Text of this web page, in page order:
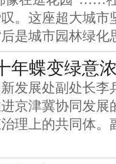
。这座超大城市
是城市园林绿化
年蝶变绿意
发展处副处长李
京津冀协同发展
理上的共同体。